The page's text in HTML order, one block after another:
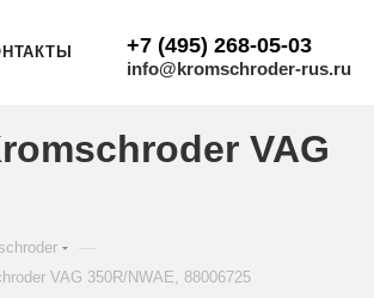
+7 (495) 268-05-03
info@kromschroder-rus.ru
VAG
VAG 350R/NWAE, 88006725